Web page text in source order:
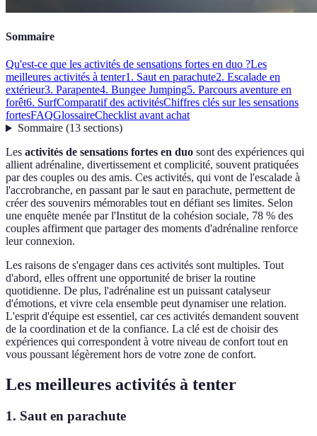
Sommaire
Qu'est-ce que les activités de sensations fortes en duo ?Les
meilleures activités à tenter1. Saut en parachute2. Escalade en
extérieur3. Parapente4. Bungee Jumping5. Parcours aventure en
forêt6. SurfComparatif des activitésChiffres clés sur les sensations
fortesFAQGlossaireChecklist avant achat
Sommaire(13 sections)
Les activités de sensations fortes en duo sont des expériences qui
allient adrénaline, divertissement et complicité, souvent pratiquées
par des couples ou des amis. Ces activités, qui vont de l'escalade à
l'accrobranche, en passant par le saut en parachute, permettent de
créer des souvenirs mémorables tout en défiant ses limites. Selon
une enquête menée par l'Institut de la cohésion sociale, 78 % des
couples affirment que partager des moments d'adrénaline renforce
leur connexion.
Les raisons de s'engager dans ces activités sont multiples. Tout
d'abord, elles offrent une opportunité de briser la routine
quotidienne. De plus, l'adrénaline est un puissant catalyseur
d'émotions, et vivre cela ensemble peut dynamiser une relation.
L'esprit d'équipe est essentiel, car ces activités demandent souvent
de la coordination et de la confiance. La clé est de choisir des
expériences qui correspondent à votre niveau de confort tout en
vous poussant légèrement hors de votre zone de confort.
Les meilleures activités à tenter
1. Saut en parachute